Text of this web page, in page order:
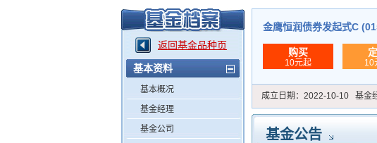
添富优势 华安宏利 上证180价值ETF
返回基金品种页
基本资料
基本概况
基金经理
基金公司
金鹰恒润债券发起式C
购买
10元起 10
成立日期： 2022-10-10 基金
基金公告